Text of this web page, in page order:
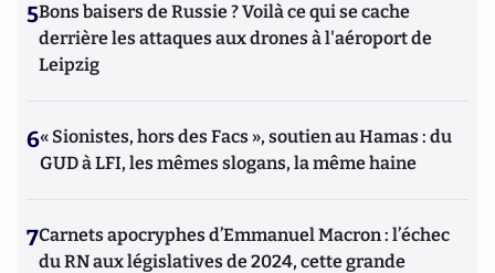
5Bons baisers de Russie ? Voilà ce qui se cache
derrière les attaques aux drones à l'aéroport de
Leipzig
6« Sionistes, hors des Facs », soutien au Hamas : du
GUD à LFI, les mêmes slogans, la même haine
7Carnets apocryphes d’Emmanuel Macron : l’échec
du RN aux législatives de 2024, cette grande